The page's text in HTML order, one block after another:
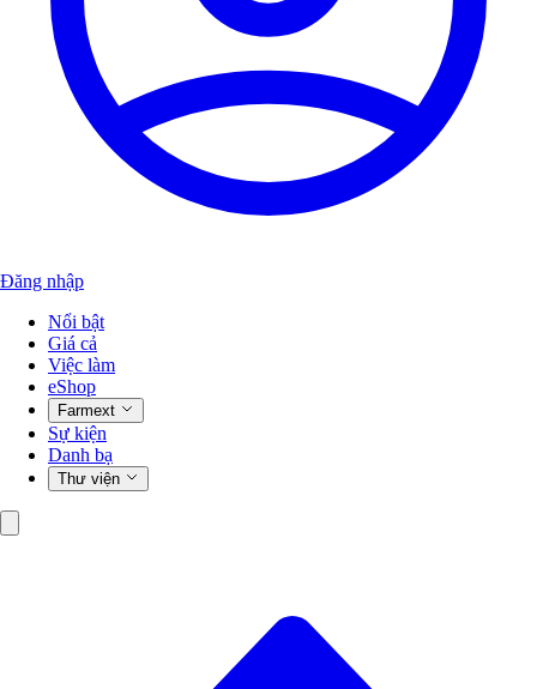
Đăng nhập
Nổi bật
Giá cả
Việc làm
eShop
Farmext
Sự kiện
Danh bạ
Thư viện